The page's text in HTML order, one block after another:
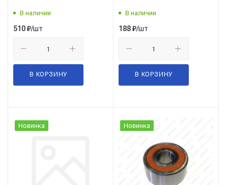
В наличии
510₽/шт
В КОРЗИНУ
В наличии
188₽/шт
В КОРЗИНУ
Новинка Новинка